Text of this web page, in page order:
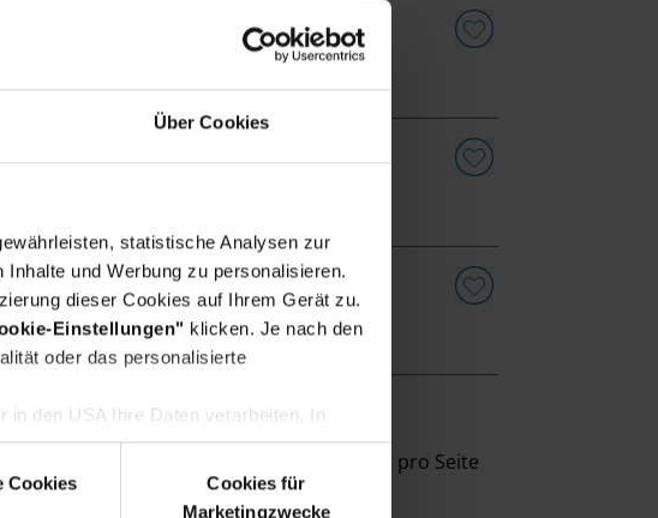
Über Cookies
statistische Analysen zur
und Werbung zu personalisieren.
dieser Cookies auf Ihrem Gerät zu.
Einstellungen" klicken. Je nach den
oder das personalisierte
in den USA Ihre Daten verarbeiten. In
werden.
Cookies
Cookies für
Marketingzwecke
Diligence (m/w/d)
and Acquisitions
Ergebnisse pro Seite